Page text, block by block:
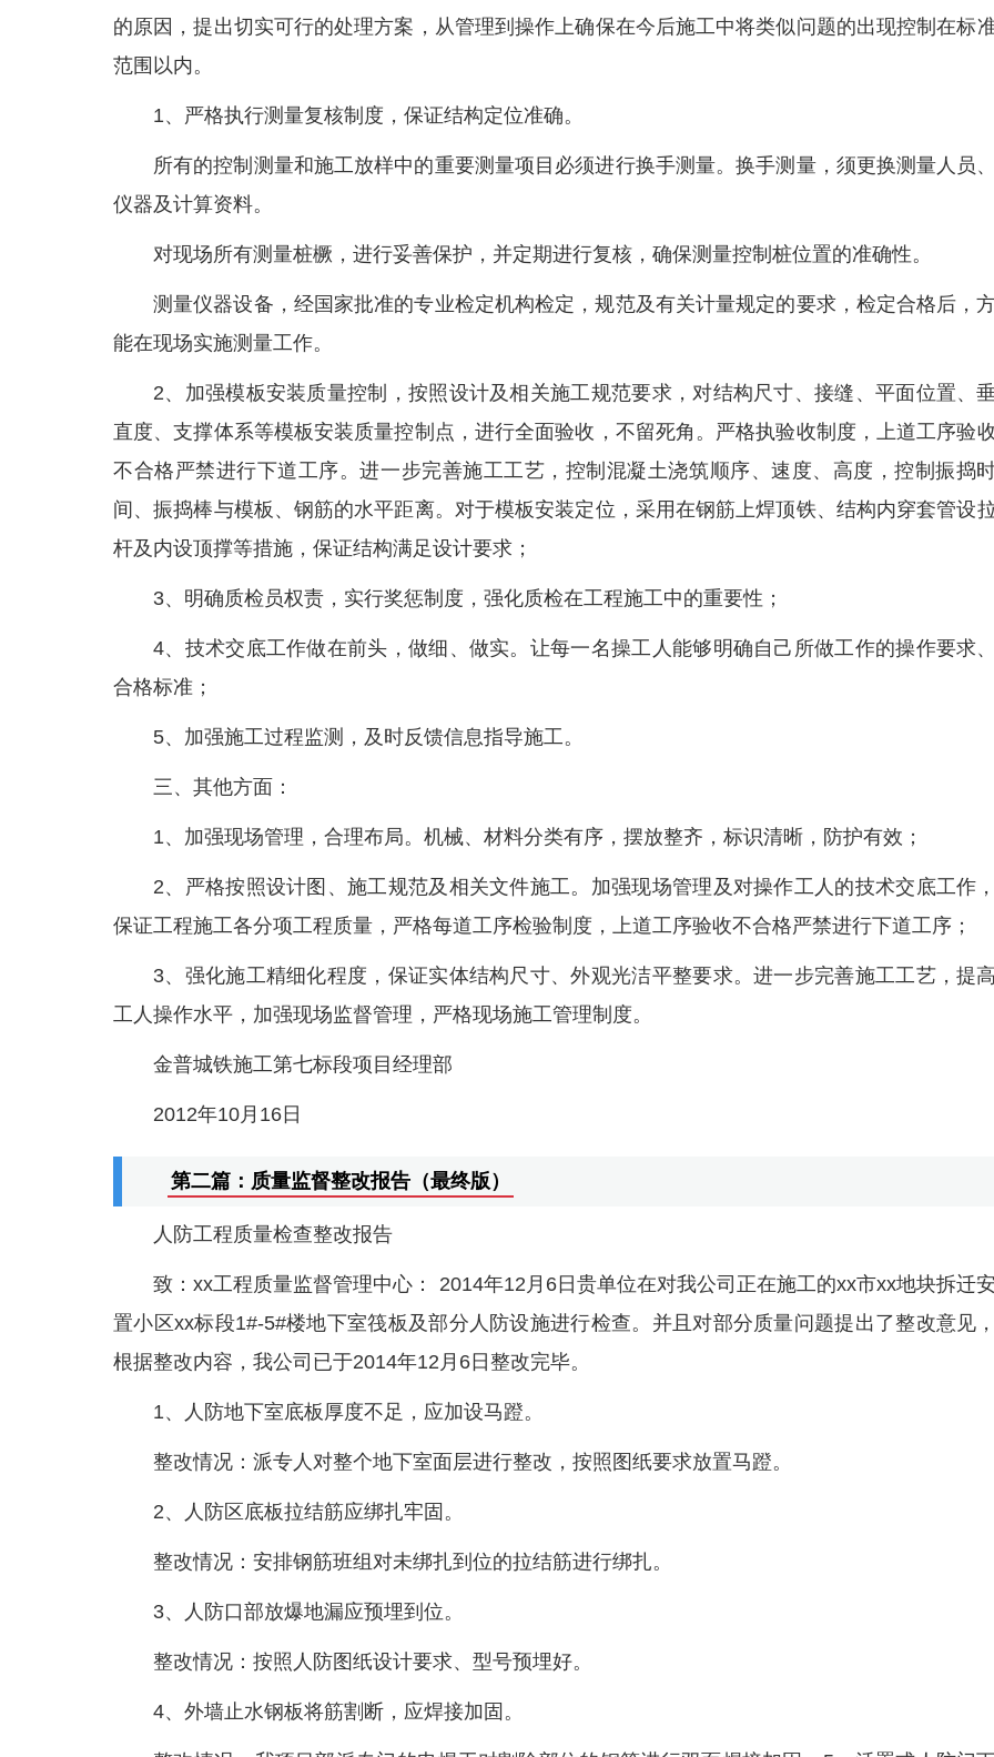
的原因，提出切实可行的处理方案，从管理到操作上确保在今后施工中将类似问题的出现控制在标
范围以内。
1、严格执行测量复核制度，保证结构定位准确。
所有的控制测量和施工放样中的重要测量项目必须进行换手测量。换手测量，须更换测量人员、
仪器及计算资料。
对现场所有测量桩橛，进行妥善保护，并定期进行复核，确保测量控制桩位置的准确性。
测量仪器设备，经国家批准的专业检定机构检定，规范及有关计量规定的要求，检定合格后，
能在现场实施测量工作。
2、加强模板安装质量控制，按照设计及相关施工规范要求，对结构尺寸、接缝、平面位置、
直度、支撑体系等模板安装质量控制点，进行全面验收，不留死角。严格执验收制度，上道工序验
不合格严禁进行下道工序。进一步完善施工工艺，控制混凝土浇筑顺序、速度、高度，控制振捣
间、振捣棒与模板、钢筋的水平距离。对于模板安装定位，采用在钢筋上焊顶铁、结构内穿套管设
杆及内设顶撑等措施，保证结构满足设计要求；
3、明确质检员权责，实行奖惩制度，强化质检在工程施工中的重要性；
4、技术交底工作做在前头，做细、做实。让每一名操工人能够明确自己所做工作的操作要求、
合格标准；
5、加强施工过程监测，及时反馈信息指导施工。
三、其他方面：
1、加强现场管理，合理布局。机械、材料分类有序，摆放整齐，标识清晰，防护有效；
2、严格按照设计图、施工规范及相关文件施工。加强现场管理及对操作工人的技术交底工作，
保证工程施工各分项工程质量，严格每道工序检验制度，上道工序验收不合格严禁进行下道工序；
3、强化施工精细化程度，保证实体结构尺寸、外观光洁平整要求。进一步完善施工工艺，提高
工人操作水平，加强现场监督管理，严格现场施工管理制度。
金普城铁施工第七标段项目经理部
2012年10月16日
第二篇：质量监督整改报告（最终版）
人防工程质量检查整改报告
致：xx工程质量监督管理中心： 2014年12月6日贵单位在对我公司正在施工的xx市xx地块拆迁安
置小区xx标段1#-5#楼地下室筏板及部分人防设施进行检查。并且对部分质量问题提出了整改意见，
根据整改内容，我公司已于2014年12月6日整改完毕。
1、人防地下室底板厚度不足，应加设马蹬。
整改情况：派专人对整个地下室面层进行整改，按照图纸要求放置马蹬。
2、人防区底板拉结筋应绑扎牢固。
整改情况：安排钢筋班组对未绑扎到位的拉结筋进行绑扎。
3、人防口部放爆地漏应预埋到位。
整改情况：按照人防图纸设计要求、型号预埋好。
4、外墙止水钢板将筋割断，应焊接加固。